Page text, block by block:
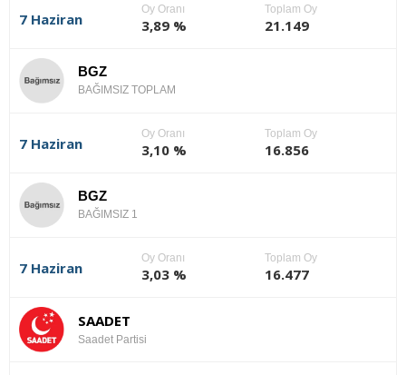
7 Haziran
Oy Oranı
3,89 %
Toplam Oy
21.149
BGZ
BAĞIMSIZ TOPLAM
7 Haziran
Oy Oranı
3,10 %
Toplam Oy
16.856
BGZ
BAĞIMSIZ 1
7 Haziran
Oy Oranı
3,03 %
Toplam Oy
16.477
SAADET
Saadet Partisi